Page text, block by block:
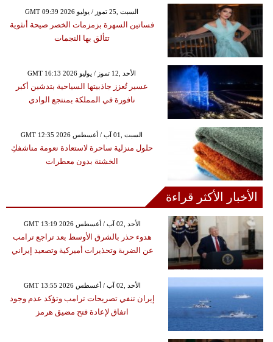
GMT 09:39 2026 السبت ,25 تموز / يوليو
فساتين السهرة بزمزمات الخصر صيحة أنثوية
تتألق بها النجمات
GMT 16:13 2026 الأحد ,12 تموز / يوليو
عسير تُعزز جاذبيتها السياحية بتدشين أكبر
نافورة في المملكة بمنتجع الوادي
GMT 12:35 2026 السبت ,01 آب / أغسطس
حلول منزلية ساحرة لاستعادة نعومة مناشفكِ
الخشنة بدون معطرات
الأخبار الأكثر قراءة
GMT 13:19 2026 الأحد ,02 آب / أغسطس
هدوء حذر بالشرق الأوسط بعد تراجع ترامب
عن الضربة وتحذيرات أميركية وتصعيد إيراني
GMT 13:55 2026 الأحد ,02 آب / أغسطس
إيران تنفي تصريحات ترامب وتؤكد عدم وجود
اتفاق لإعادة فتح مضيق هرمز